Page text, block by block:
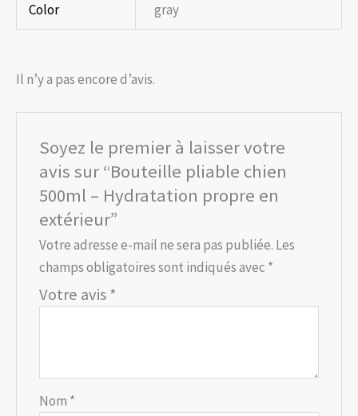
Color gray
Il n’y a pas encore d’avis.
Soyez le premier à laisser votre
avis sur “Bouteille pliable chien
500ml – Hydratation propre en
extérieur”
Votre adresse e-mail ne sera pas publiée. Les
champs obligatoires sont indiqués avec *
Votre avis*
Nom *